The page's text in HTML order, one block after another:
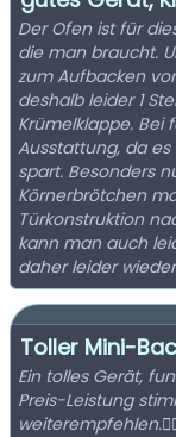
Der Ofen ist für
die man braucht.
zum Aufbacken
deshalb leider 1
Krümelklappe. Bei
Ausstattung, da
spart. Besonders
Körnerbrötchen
Türkonstruktion
kann man auch
daher leider
Toller Mini-
Ein tolles Gerät,
Preis-Leistung